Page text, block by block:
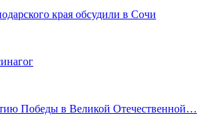
края обсудили в Сочи
Победы в Великой Отечественной…